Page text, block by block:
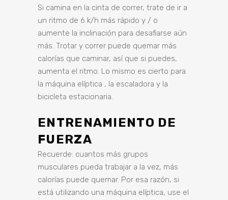
Si camina en la cinta de correr, trate de ir a
un ritmo de 6 k/h más rápido y / o
aumente la inclinación para desafiarse aún
más. Trotar y correr puede quemar más
calorías que caminar, así que si puedes,
aumenta el ritmo. Lo mismo es cierto para
la máquina elíptica , la escaladora y la
bicicleta estacionaria.
ENTRENAMIENTO DE
FUERZA
Recuerde: cuantos más grupos
musculares pueda trabajar a la vez, más
calorías puede quemar. Por esa razón, si
está utilizando una máquina elíptica, use el